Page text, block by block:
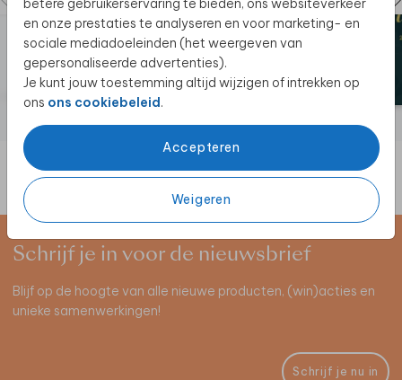
betere gebruikerservaring te bieden, ons websiteverkeer
en onze prestaties te analyseren en voor marketing- en
sociale mediadoeleinden (het weergeven van
gepersonaliseerde advertenties).
Je kunt jouw toestemming altijd wijzigen of intrekken op
ons ons cookiebeleid.
Accepteren
Weigeren
Schrijf je in voor de nieuwsbrief
Blijf op de hoogte van alle nieuwe producten, (win)acties en
unieke samenwerkingen!
Schrijf je nu in